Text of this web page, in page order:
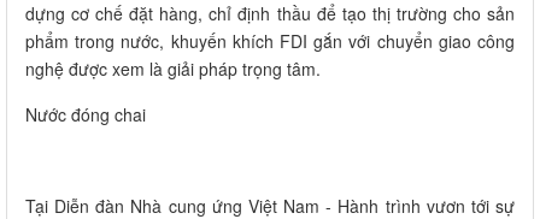
dựng cơ chế đặt hàng, chỉ định thầu để tạo thị trường cho sản
phẩm trong nước, khuyến khích FDI gắn với chuyển giao công
nghệ được xem là giải pháp trọng tâm.
Nước đóng chai
Tại Diễn đàn Nhà cung ứng Việt Nam - Hành trình vươn tới sự